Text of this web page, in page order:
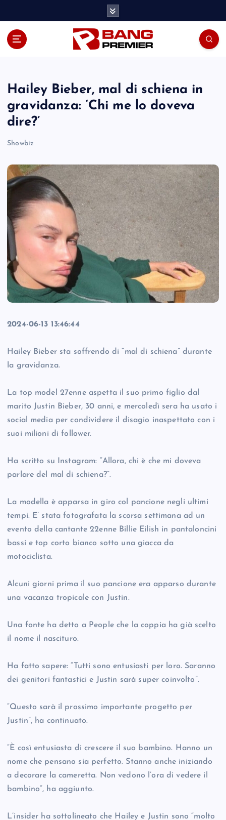
Hailey Bieber, mal di schiena in
gravidanza: ‘Chi me lo doveva
dire?’
Showbiz
2024-06-13 13:46:44
Hailey Bieber sta soffrendo di “mal di schiena” durante
la gravidanza.
La top model 27enne aspetta il suo primo figlio dal
marito Justin Bieber, 30 anni, e mercoledì sera ha usato i
social media per condividere il disagio inaspettato con i
suoi milioni di follower.
Ha scritto su Instagram: “Allora, chi è che mi doveva
parlare del mal di schiena?”.
La modella è apparsa in giro col pancione negli ultimi
tempi. E’ stata fotografata la scorsa settimana ad un
evento della cantante 22enne Billie Eilish in pantaloncini
bassi e top corto bianco sotto una giacca da
motociclista.
Alcuni giorni prima il suo pancione era apparso durante
una vacanza tropicale con Justin.
Una fonte ha detto a People che la coppia ha già scelto
il nome il nascituro.
Ha fatto sapere: “Tutti sono entusiasti per loro. Saranno
dei genitori fantastici e Justin sarà super coinvolto”.
“Questo sarà il prossimo importante progetto per
Justin”, ha continuato.
“È così entusiasta di crescere il suo bambino. Hanno un
nome che pensano sia perfetto. Stanno anche iniziando
a decorare la cameretta. Non vedono l’ora di vedere il
bambino”, ha aggiunto.
L’insider ha sottolineato che Hailey e Justin sono “molto